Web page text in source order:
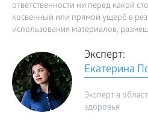
ответственности ни перед какой
косвенный или прямой ущерб в
использования материалов,
Эксперт:
Екатерина
Эксперт в
здоровья